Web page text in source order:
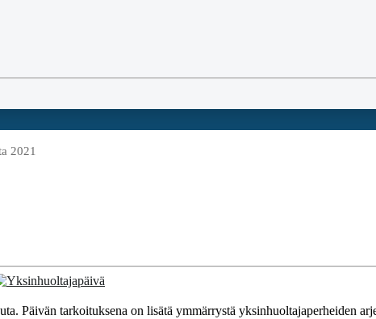
2021
Päivän tarkoituksena on lisätä ymmärrystä yksinhuoltajaperheiden